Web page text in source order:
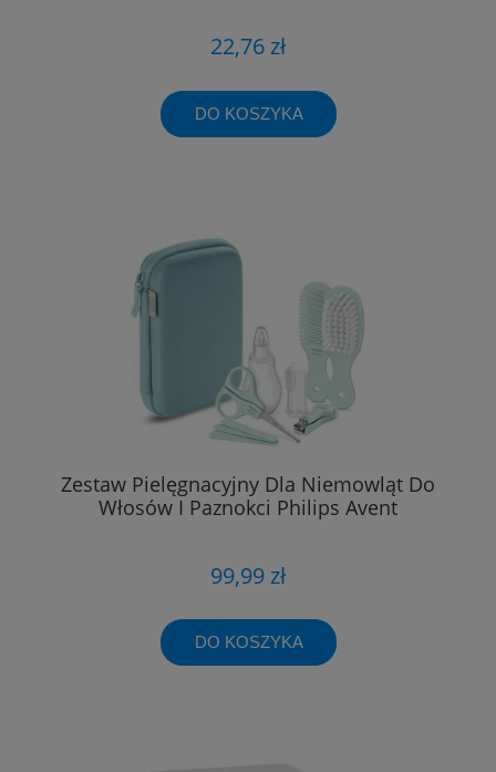
22,76 zł
DO KOSZYKA
Zestaw Pielęgnacyjny Dla Niemowląt Do
Włosów I Paznokci Philips Avent
99,99 zł
DO KOSZYKA